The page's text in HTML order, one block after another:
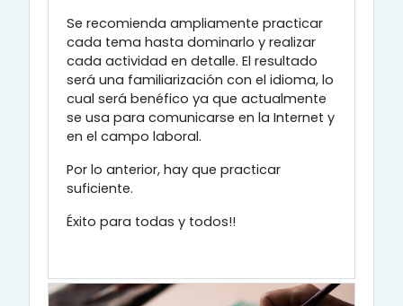
Se recomienda ampliamente practicar
cada tema hasta dominarlo y realizar
cada actividad en detalle. El resultado
será una familiarización con el idioma, lo
cual será benéfico ya que actualmente
se usa para comunicarse en la Internet y
en el campo laboral.
Por lo anterior, hay que practicar
suficiente.
Éxito para todas y todos!!